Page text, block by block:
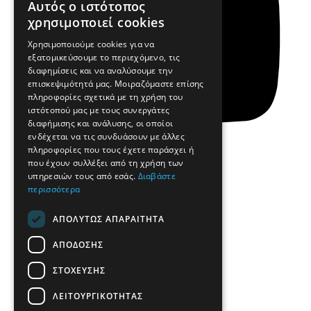
Η Ιστορία μας
Αυτός ο ιστότοπος
χρησιμοποιεί cookies
Χρησιμοποιούμε cookies για να
εξατομικεύσουμε το περιεχόμενο, τις
διαφημίσεις και να αναλύσουμε την
επισκεψιμότητά μας. Μοιραζόμαστε επίσης
πληροφορίες σχετικά με τη χρήση του
ιστότοπού μας με τους συνεργάτες
διαφήμισης και ανάλυσης, οι οποίοι
ενδέχεται να τις συνδυάσουν με άλλες
πληροφορίες που τους έχετε παράσχει ή
που έχουν συλλέξει από τη χρήση των
υπηρεσιών τους από εσάς. Διαβάστε
περισσότερα
ΑΠΟΛΎΤΩΣ ΑΠΑΡΑΊΤΗΤΑ
ΑΠΌΔΟΣΗΣ
ΣΤΌΧΕΥΣΗΣ
ΛΕΙΤΟΥΡΓΙΚΌΤΗΤΑΣ